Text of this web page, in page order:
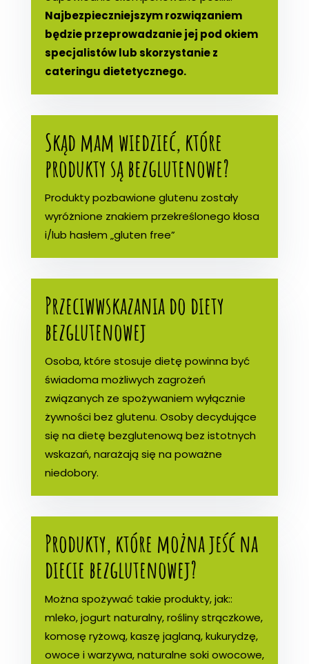
Najbezpieczniejszym rozwiązaniem
będzie przeprowadzanie jej pod okiem
specjalistów lub skorzystanie z
cateringu dietetycznego.
Skąd mam wiedzieć, które
produkty są bezglutenowe?
Produkty pozbawione glutenu zostały
wyróżnione znakiem przekreślonego kłosa
i/lub hasłem „gluten free”
Przeciwwskazania do diety
bezglutenowej
Osoba, które stosuje dietę powinna być
świadoma możliwych zagrożeń
związanych ze spożywaniem wyłącznie
żywności bez glutenu. Osoby decydujące
się na dietę bezglutenową bez istotnych
wskazań, narażają się na poważne
niedobory.
Produkty, które można jeść na
diecie bezglutenowej?
Można spożywać takie produkty, jak::
mleko, jogurt naturalny, rośliny strączkowe,
komosę ryżową, kaszę jaglaną, kukurydzę,
owoce i warzywa, naturalne soki owocowe,